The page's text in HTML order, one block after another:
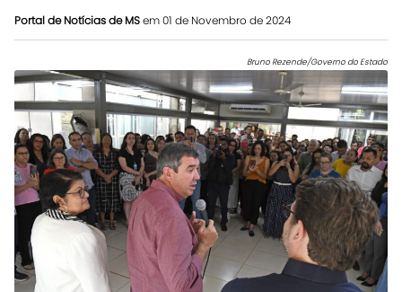
Portal de Notícias de MSem 01 de Novembro de 2024
Bruno Rezende/Governo do Estado